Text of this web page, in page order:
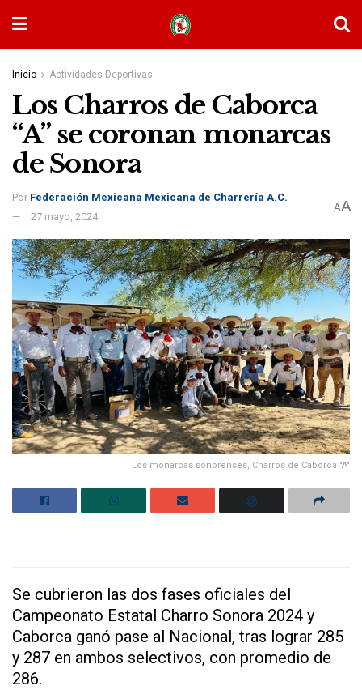
Inicio Actividades Deportivas
Los Charros de Caborca
“A” se coronan monarcas
de Sonora
Por Federación Mexicana Mexicana de Charrería A.C.
27 mayo, 2024
AA
Los monarcas sonorenses, Charros de Caborca "A"
Se cubrieron las dos fases oficiales del
Campeonato Estatal Charro Sonora 2024 y
Caborca ganó pase al Nacional, tras lograr 285
y 287 en ambos selectivos, con promedio de
286.